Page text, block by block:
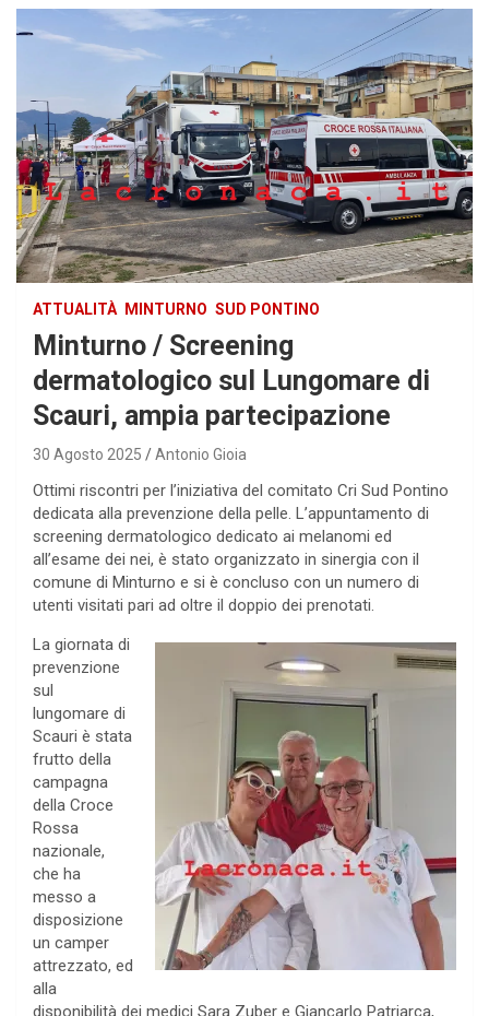
ATTUALITÀ MINTURNO SUD PONTINO
Minturno / Screening
dermatologico sul Lungomare di
Scauri, ampia partecipazione
30 Agosto 2025 Antonio Gioia
Ottimi riscontri per l’iniziativa del comitato Cri Sud Pontino
dedicata alla prevenzione della pelle. L’appuntamento di
screening dermatologico dedicato ai melanomi ed
all’esame dei nei, è stato organizzato in sinergia con il
comune di Minturno e si è concluso con un numero di
utenti visitati pari ad oltre il doppio dei prenotati.
La giornata di
prevenzione
sul
lungomare di
Scauri è stata
frutto della
campagna
della Croce
Rossa
nazionale,
che ha
messo a
disposizione
un camper
attrezzato, ed
alla
disponibilità dei medici Sara Zuber e Giancarlo Patriarca,